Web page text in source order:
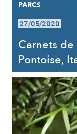
PARCS
27/05/2020
Carnets de
Pontoise,